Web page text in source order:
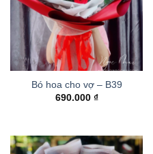
Bó hoa cho vợ – B39
690.000 ₫